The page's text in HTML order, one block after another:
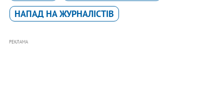
НАПАД НА ЖУРНАЛІСТІВ
РЕКЛАМА